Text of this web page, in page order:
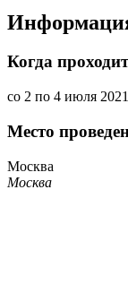
Когда проходит
со 2 по 4 июля 2021
Место
Москва
Москва